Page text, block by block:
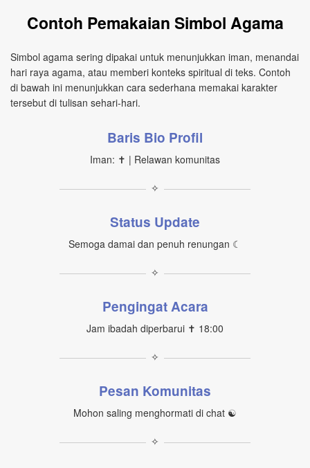
Contoh Pemakaian Simbol Agama
Simbol agama sering dipakai untuk menunjukkan iman, menandai
hari raya agama, atau memberi konteks spiritual di teks. Contoh
di bawah ini menunjukkan cara sederhana memakai karakter
tersebut di tulisan sehari‑hari.
Baris Bio Profil
Iman: ✝ | Relawan komunitas
✧
Status Update
Semoga damai dan penuh renungan ☾
✧
Pengingat Acara
Jam ibadah diperbarui ✝ 18:00
✧
Pesan Komunitas
Mohon saling menghormati di chat ☯
✧